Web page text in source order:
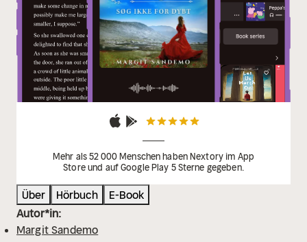
Mehr als 52 000 Menschen haben Nextory im App
Store und auf Google Play 5 Sterne gegeben.
Über Hörbuch
E-Book
Autor*in:
Margit Sandemo